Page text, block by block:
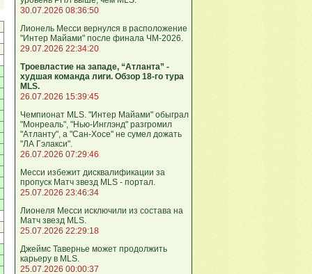
30.07.2026 08:36:50
Лионель Месси вернулся в расположение
"Интер Майами" после финала ЧМ-2026.
29.07.2026 22:34:20
Троевластие на западе, “Атланта” -
худшая команда лиги. Обзор 18-го тура
MLS.
26.07.2026 15:39:45
Чемпионат MLS. "Интер Майами" обыграл
"Монреаль", "Нью-Инглэнд" разгромил
"Атланту", а "Сан-Хосе" не сумел дожать
"ЛА Гэлакси".
26.07.2026 07:29:46
Месси избежит дисквалификации за
пропуск Матч звезд MLS - портал.
25.07.2026 23:46:34
Лионеля Месси исключили из состава на
Матч звезд MLS.
25.07.2026 22:29:18
Джеймс Тавернье может продолжить
карьеру в MLS.
25.07.2026 00:00:37